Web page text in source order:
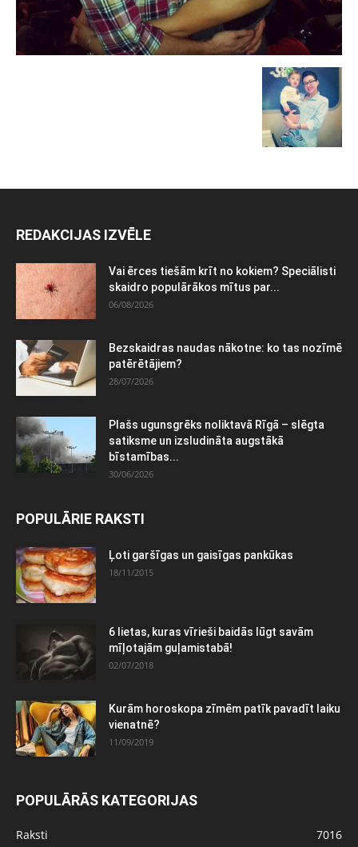
REDAKCIJAS IZVĒLE
Vai ērces tiešām krīt no kokiem? Speciālisti
skaidro populārākos mītus par...
06/08/2026
Bezskaidras naudas nākotne: ko tas nozīmē
patērētājiem?
28/07/2026
Plašs ugunsgrēks noliktavā Rīgā – slēgta
satiksme un izsludināta augstākā
bīstamības...
30/06/2026
POPULĀRIE RAKSTI
Ļoti garšīgas un gaisīgas pankūkas
18/11/2015
6 lietas, kuras vīrieši baidās lūgt savām
mīļotajām guļamistabā!
02/07/2018
Kurām horoskopa zīmēm patīk pavadīt laiku
vienatnē?
11/09/2019
POPULĀRĀS KATEGORIJAS
Raksti
7016